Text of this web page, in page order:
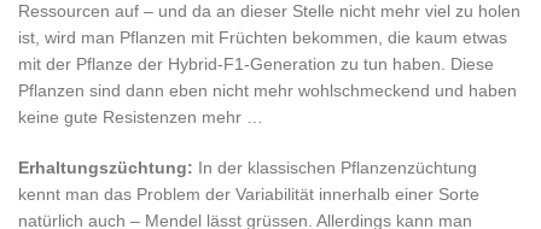
Ressourcen auf – und da an dieser Stelle nicht mehr viel zu holen
ist, wird man Pflanzen mit Früchten bekommen, die kaum etwas
mit der Pflanze der Hybrid-F1-Generation zu tun haben. Diese
Pflanzen sind dann eben nicht mehr wohlschmeckend und haben
keine gute Resistenzen mehr …
Erhaltungszüchtung: In der klassischen Pflanzenzüchtung
kennt man das Problem der Variabilität innerhalb einer Sorte
natürlich auch – Mendel lässt grüssen. Allerdings kann man